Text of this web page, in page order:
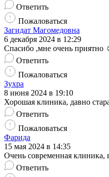
Ответить
Пожаловаться
Загидат Магомедовна
6 декабря 2024 в 12:29
Спасибо ,мне очень приятно
Ответить
Пожаловаться
Зухра
8 июня 2024 в 19:10
Хорошая клиника, давно
Ответить
Пожаловаться
Фарида
15 мая 2024 в 14:35
Очень современная клиника,
Ответить